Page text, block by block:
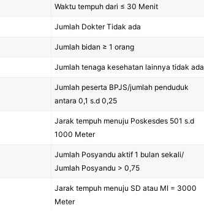
Waktu tempuh dari ≤ 30 Menit
Jumlah Dokter Tidak ada
Jumlah bidan ≥ 1 orang
Jumlah tenaga kesehatan lainnya tidak ada
Jumlah peserta BPJS/jumlah penduduk
antara 0,1 s.d 0,25
Jarak tempuh menuju Poskesdes 501 s.d
1000 Meter
Jumlah Posyandu aktif 1 bulan sekali/
Jumlah Posyandu > 0,75
Jarak tempuh menuju SD atau MI = 3000
Meter